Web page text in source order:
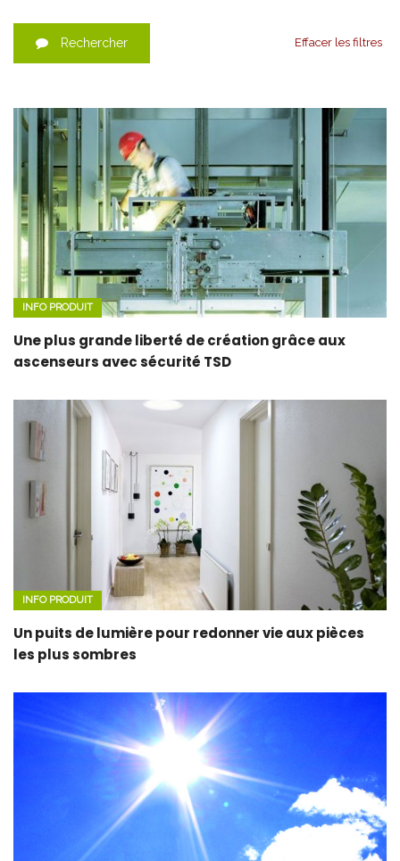
Rechercher Effacer les filtres
INFO PRODUIT
Une plus grande liberté de création grâce aux
ascenseurs avec sécurité TSD
INFO PRODUIT
Un puits de lumière pour redonner vie aux pièces
les plus sombres